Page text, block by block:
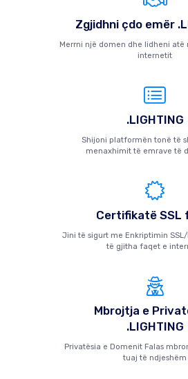
Zgjidhni çdo emër
Merrni një domen dhe lidheni
internetit
.LIGHTING
Shijoni platformën tonë të
menaxhimit të emrave të
Certifikatë SSL
Jini të sigurt me Enkriptimin
të gjitha faqet e
Mbrojtja e
.LIGHTING
Privatësia e Domenit Falas
tuaj të ndjeshëm